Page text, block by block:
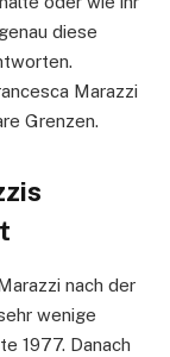
diese
Marazzi
Grenzen.
nach der
wenige
1977. Danach